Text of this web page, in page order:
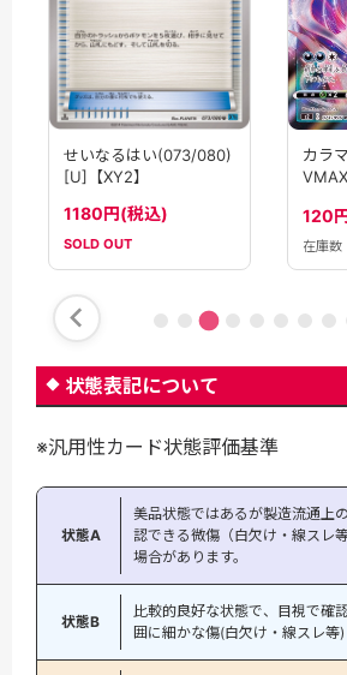
せいなるはい(073/080)
[U]【XY2】
1180円(税込)
SOLD OUT
カラ
120
在庫数
状態表記について
※汎用性カード状態評価基準
状態A
美品状態ではあるが製造流通上
認できる微傷（白欠け・線スレ
場合があります。
状態B
比較的良好な状態で、目視で確
囲に細かな傷(白欠け・線スレ等)